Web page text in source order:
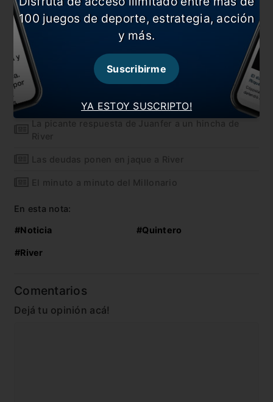
solocuatro
fue titular y en los otros 17 entró
desde el banco de suplentes. Disputó 697 minutos
de 1890 posibles y marcó cinco goles y tres
asistencias.
También te puede interesar
Prepara las valijas
La picante respuesta de Juanfer a un hincha de
River
Las deudas ponen en jaque a River
El minuto a minuto del Millonario
En esta nota:
#Noticia #Quintero
#River
Comentarios
Dejá tu opinión acá!
YA ESTOY SUSCRIPTO!
100 juegos de deporte, estrategia, acción
y más.
Suscribirme